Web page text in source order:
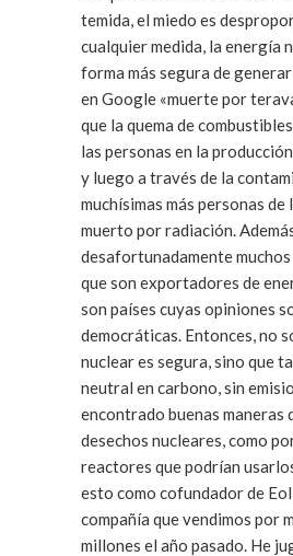
temida, el miedo es
cualquier medida, la energía
forma más segura de
en Google «muerte por
que la quema de
las personas en la
y luego a través de la
muchísimas más personas de
muerto por radiación.
desafortunadamente muchos
que son exportadores de
son países cuyas opiniones
democráticas. Entonces, no
nuclear es segura, sino que
neutral en carbono, sin
encontrado buenas maneras
desechos nucleares, como
reactores que podrían
esto como cofundador de
compañía que vendimos por
millones el año pasado. He